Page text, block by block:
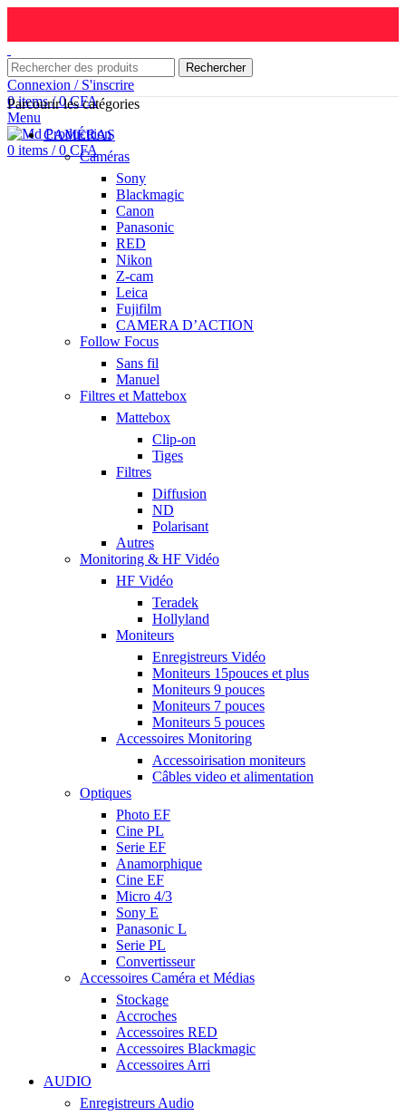
Rechercher
Connexion / S'inscrire
0items / 0CFA
Menu
0 items / 0 CFA
Parcourir les catégories
CAMÉRAS
Caméras
Sony
Blackmagic
Canon
Panasonic
RED
Nikon
Z-cam
Leica
Fujifilm
CAMERA D’ACTION
Follow Focus
Sans fil
Manuel
Filtres et Mattebox
Mattebox
Clip-on
Tiges
Filtres
Diffusion
ND
Polarisant
Autres
Monitoring & HF Vidéo
HF Vidéo
Teradek
Hollyland
Moniteurs
Enregistreurs Vidéo
Moniteurs 15pouces et plus
Moniteurs 9 pouces
Moniteurs 7 pouces
Moniteurs 5 pouces
Accessoires Monitoring
Accessoirisation moniteurs
Câbles video et alimentation
Optiques
Photo EF
Cine PL
Serie EF
Anamorphique
Cine EF
Micro 4/3
Sony E
Panasonic L
Serie PL
Convertisseur
Accessoires Caméra et Médias
Stockage
Accroches
Accessoires RED
Accessoires Blackmagic
Accessoires Arri
AUDIO
Enregistreurs Audio